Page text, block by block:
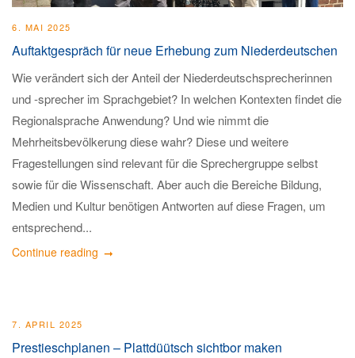
6. MAI 2025
Auftaktgespräch für neue Erhebung zum Niederdeutschen
Wie verändert sich der Anteil der Niederdeutschsprecherinnen
und -sprecher im Sprachgebiet? In welchen Kontexten findet die
Regionalsprache Anwendung? Und wie nimmt die
Mehrheitsbevölkerung diese wahr? Diese und weitere
Fragestellungen sind relevant für die Sprechergruppe selbst
sowie für die Wissenschaft. Aber auch die Bereiche Bildung,
Medien und Kultur benötigen Antworten auf diese Fragen, um
entsprechend...
Continue reading
7. APRIL 2025
Prestieschplanen – Plattdüütsch sichtbor maken